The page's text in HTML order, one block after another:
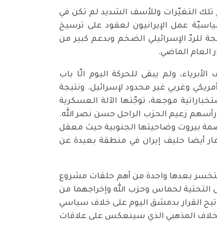
تلك التغيّرات وللأسف الشديد لم تكن في
عمل الإيرانيون لعقود على ترسيخ
للردّ الإسرائيلي الضخم وبدعم كبير من
العام الماضي.
ولم يبقى للحركة اليوم الّا باب
وغربي غير محدود لإسرائيل. ونتيجة
موجعة، توجّتها الآلة العسكرية
رأسهم زعيم الحزب الراحل حسن نصر الله.
بيروت وضاحيتها الجنوبية حيث معقل
أيضا حليف إيران في منطقة بعيدة عن
لتخسر بعدها واحدة من أهم حلقات مشروع
التحتية لحماس وحزب الله وإخراجهما من
القرار بدمشق اليوم على خلاف سياسي
المذهبي الذي سينعكس على علاقات